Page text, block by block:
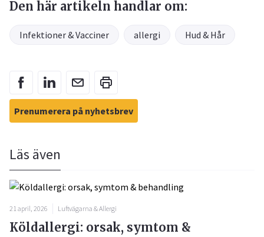
Den här artikeln handlar om:
Infektioner & Vacciner allergi Hud & Hår
Prenumerera på nyhetsbrev
Läs även
21 april, 2026 Luftvägarna & Allergi
Köldallergi: orsak, symtom &